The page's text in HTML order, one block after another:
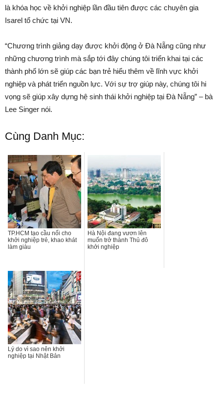
là khóa học về khởi nghiệp lần đầu tiên được các chuyên gia
Isarel tổ chức tại VN.
“Chương trình giảng dạy được khởi động ở Đà Nẵng cũng như
những chương trình mà sắp tới đây chúng tôi triển khai tại các
thành phố lớn sẽ giúp các bạn trẻ hiểu thêm về lĩnh vực khởi
nghiệp và phát triển nguồn lực. Với sự trợ giúp này, chúng tôi hi
vọng sẽ giúp xây dựng hệ sinh thái khởi nghiệp tại Đà Nẵng” – bà
Lee Singer nói.
Cùng Danh Mục:
TP.HCM tạo cầu nối cho
khởi nghiệp trẻ, khao khát
làm giàu
Hà Nội đang vươn lên
muốn trở thành Thủ đô
khởi nghiệp
Lý do vì sao nên khởi
nghiệp tại Nhật Bản